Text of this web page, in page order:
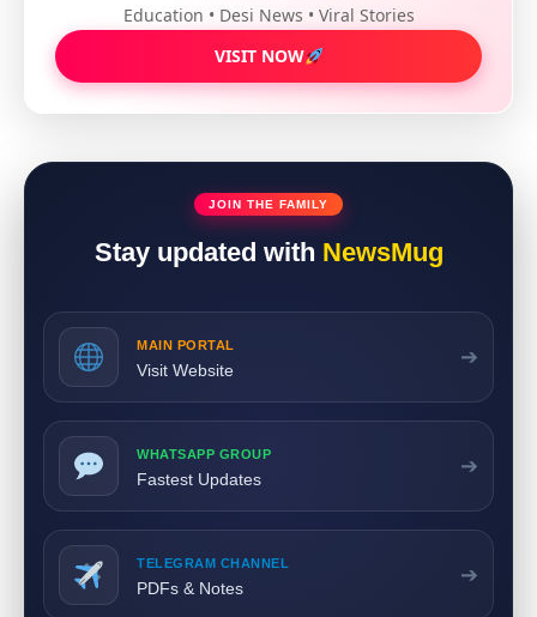
Education • Desi News • Viral Stories
VISIT NOW
JOIN THE FAMILY
Stay updated with NewsMug
MAIN PORTAL
Visit Website
➔
WHATSAPP GROUP
Fastest Updates
➔
TELEGRAM CHANNEL
PDFs & Notes
➔